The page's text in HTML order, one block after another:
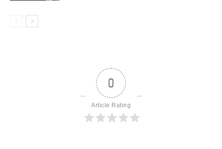
0
Article Rating